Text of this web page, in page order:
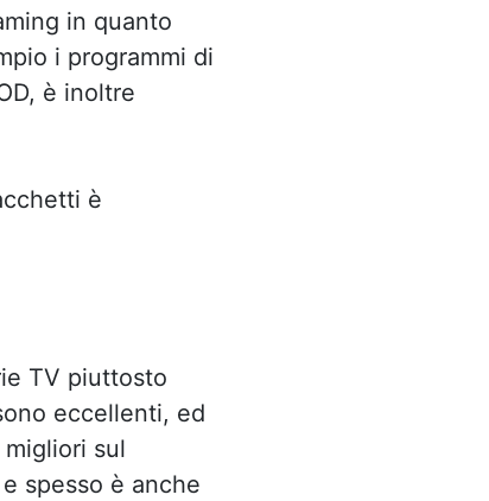
in quanto
i programmi di
è inoltre
è
TV piuttosto
eccellenti, ed
sul
spesso è anche